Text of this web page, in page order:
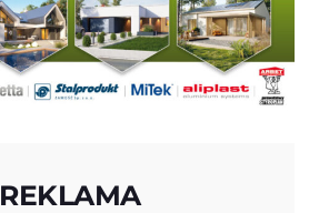
REKLAMA